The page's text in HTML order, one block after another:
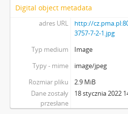
Digital object metadata
adres URL
http://
3757-7-2-1.jpg
Typ medium
Image
Typy - mime
image/jpeg
Rozmiar pliku
2.9 MiB
Dane zostały
przesłane
18 stycznia 2022